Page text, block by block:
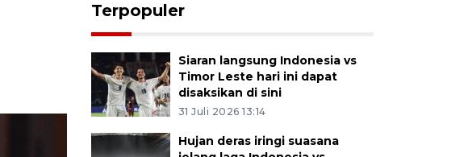
Terpopuler
Siaran langsung Indonesia vs
Timor Leste hari ini dapat
disaksikan di sini
31 Juli 2026 13:14
Hujan deras iringi suasana